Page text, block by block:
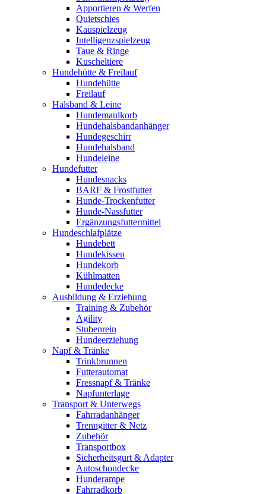
Apportieren & Werfen
Quietschies
Kauspielzeug
Intelligenzspielzeug
Taue & Ringe
Kuscheltiere
Hundehütte & Freilauf
Hundehütte
Freilauf
Halsband & Leine
Hundemaulkorb
Hundehalsbandanhänger
Hundegeschirr
Hundehalsband
Hundeleine
Hundefutter
Hundesnacks
BARF & Frostfutter
Hunde-Trockenfutter
Hunde-Nassfutter
Ergänzungsfuttermittel
Hundeschlafplätze
Hundebett
Hundekissen
Hundekorb
Kühlmatten
Hundedecke
Ausbildung & Erziehung
Training & Zubehör
Agility
Stubenrein
Hundeerziehung
Napf & Tränke
Trinkbrunnen
Futterautomat
Fressnapf & Tränke
Napfunterlage
Transport & Unterwegs
Fahrradanhänger
Trenngitter & Netz
Zubehör
Transportbox
Sicherheitsgurt & Adapter
Autoschondecke
Hunderampe
Fahrradkorb